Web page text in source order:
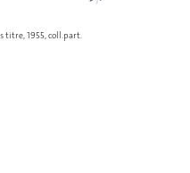
titre, 1955, coll.part.